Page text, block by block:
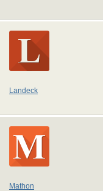
Landeck
Mathon